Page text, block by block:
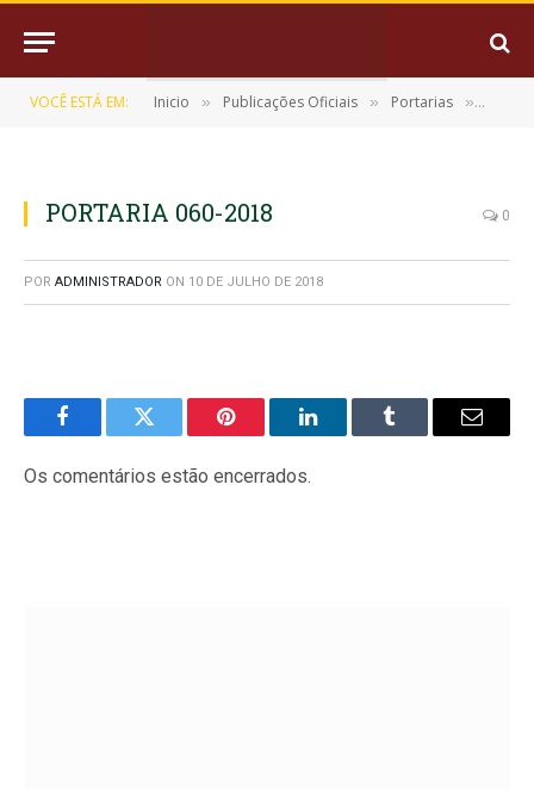
VOCÊ ESTÁ EM: Inicio » Publicações Oficiais » Portarias »
PORTARIA 060-2018 0
POR ADMINISTRADOR ON 10 DE JULHO DE 2018
FacebookTwitter Pinterest LinkedInTumblr
E-
Os comentários estão encerrados.